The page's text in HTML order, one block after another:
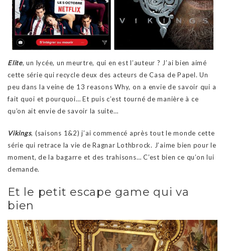
Elite, un lycée, un meurtre, qui en est l’auteur ? J’ai bien aimé
cette série qui recycle deux des acteurs de Casa de Papel. Un
peu dans la veine de 13 reasons Why, on a envie de savoir qui a
fait quoi et pourquoi… Et puis c’est tourné de manière à ce
qu’on ait envie de savoir la suite…
Vikings, (saisons 1&2) j’ai commencé après tout le monde cette
série qui retrace la vie de Ragnar Lothbrock. J’aime bien pour le
moment, de la bagarre et des trahisons… C’est bien ce qu’on lui
demande.
Et le petit escape game qui va
bien